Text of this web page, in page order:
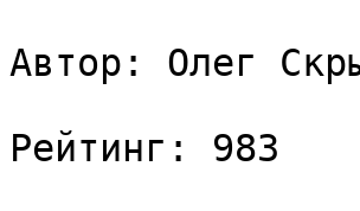
Автор: Олег
Рейтинг: 983